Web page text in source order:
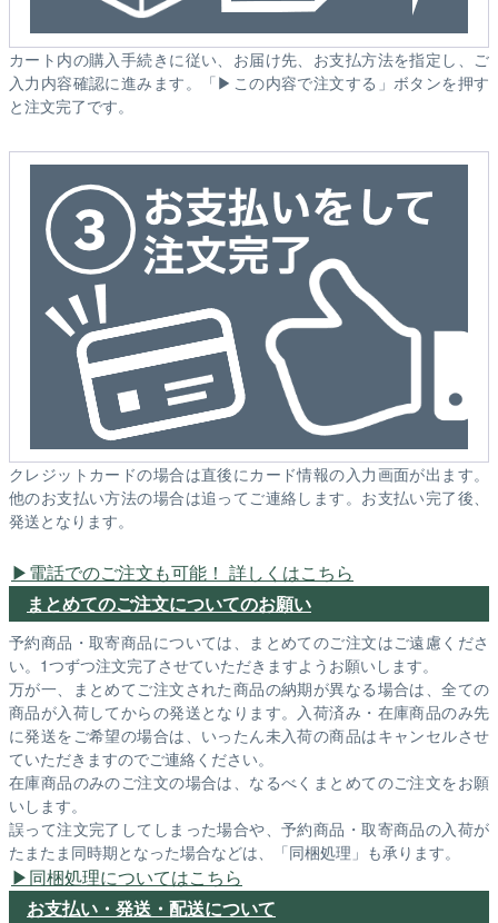
カート内の購入手続きに従い、お届け先、お支払方法を指定し、ご
入力内容確認に進みます。「▶この内容で注文する」ボタンを押す
と注文完了です。
クレジットカードの場合は直後にカード情報の入力画面が出ます。
他のお支払い方法の場合は追ってご連絡します。お支払い完了後、
発送となります。
電話でのご注文も可能！ 詳しくはこちら
まとめてのご注文についてのお願い
予約商品・取寄商品については、まとめてのご注文はご遠慮くださ
い。1つずつ注文完了させていただきますようお願いします。
万が一、まとめてご注文された商品の納期が異なる場合は、全ての
商品が入荷してからの発送となります。入荷済み・在庫商品のみ先
に発送をご希望の場合は、いったん未入荷の商品はキャンセルさせ
ていただきますのでご連絡ください。
在庫商品のみのご注文の場合は、なるべくまとめてのご注文をお願
いします。
誤って注文完了してしまった場合や、予約商品・取寄商品の入荷が
たまたま同時期となった場合などは、「同梱処理」も承ります。
同梱処理についてはこちら
お支払い・発送・配送について